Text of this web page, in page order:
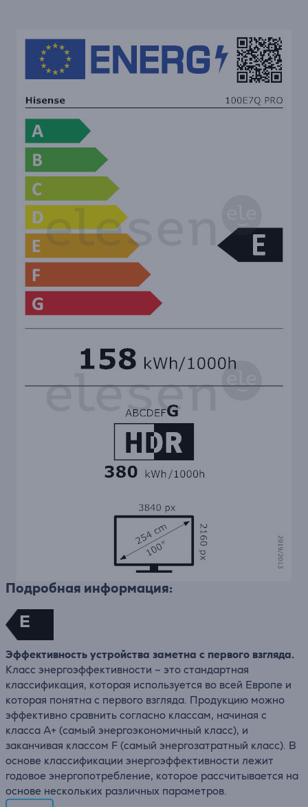
Подробная информация:
E
Эффективность устройства заметна с первого взгляда.
Класс энергоэффективности – это стандартная
классификация, которая используется во всей Европе и
которая понятна с первого взгляда. Продукцию можно
эффективно сравнить согласно классам, начиная с
класса A+ (самый энергоэкономичный класс), и
заканчивая классом F (самый энергозатратный класс). В
основе классификации энергоэффективности лежит
годовое энергопотребление, которое рассчитывается на
основе нескольких различных параметров.